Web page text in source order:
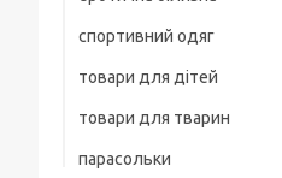
спортивний одяг
товари для дітей
товари для тварин
парасольки